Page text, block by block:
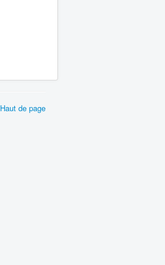
Haut de page